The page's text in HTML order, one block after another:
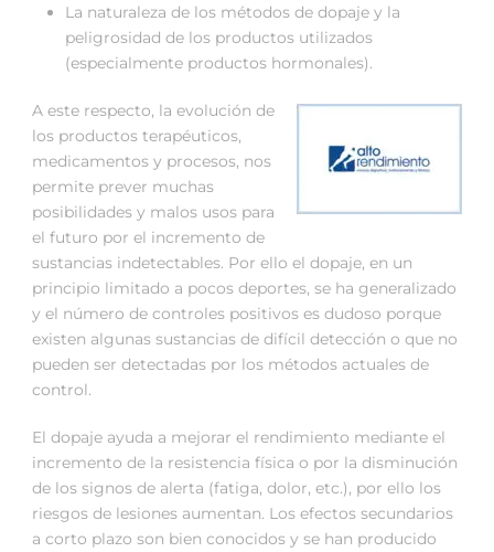
La naturaleza de los métodos de dopaje y la
peligrosidad de los productos utilizados
(especialmente productos hormonales).
A este respecto, la evolución de
los productos terapéuticos,
medicamentos y procesos, nos
permite prever muchas
posibilidades y malos usos para
el futuro por el incremento de
sustancias indetectables. Por ello el dopaje, en un
principio limitado a pocos deportes, se ha generalizado
y el número de controles positivos es dudoso porque
existen algunas sustancias de difícil detección o que no
pueden ser detectadas por los métodos actuales de
control.
El dopaje ayuda a mejorar el rendimiento mediante el
incremento de la resistencia física o por la disminución
de los signos de alerta (fatiga, dolor, etc.), por ello los
riesgos de lesiones aumentan. Los efectos secundarios
a corto plazo son bien conocidos y se han producido